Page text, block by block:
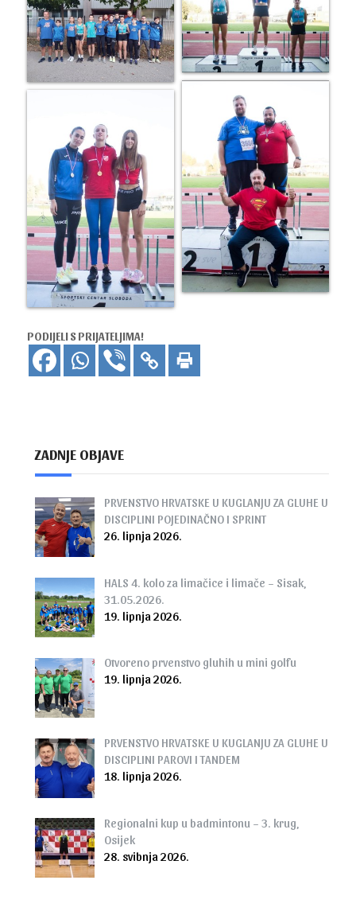
PODIJELI S PRIJATELJIMA!
ZADNJE OBJAVE
PRVENSTVO HRVATSKE U KUGLANJU ZA GLUHE U
DISCIPLINI POJEDINAČNO I SPRINT
26. lipnja 2026.
HALS 4. kolo za limačice i limače – Sisak,
31.05.2026.
19. lipnja 2026.
Otvoreno prvenstvo gluhih u mini golfu
19. lipnja 2026.
PRVENSTVO HRVATSKE U KUGLANJU ZA GLUHE U
DISCIPLINI PAROVI I TANDEM
18. lipnja 2026.
Regionalni kup u badmintonu – 3. krug,
Osijek
28. svibnja 2026.